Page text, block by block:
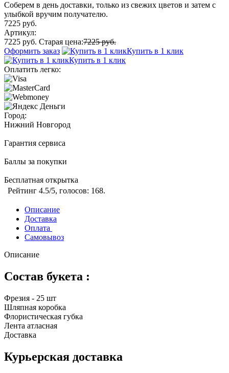
Соберем в день доставки, только из свежих цветов и затем с
улыбкой вручим получателю.
7225 руб.
Артикул:
7225 руб. Старая цена:7225 руб.
Оформить заказ
Купить в 1 клик
Купить в 1 клик
Оплатить легко:
Город:
Нижний Новгород
Гарантия сервиса
Баллы за покупки
Бесплатная открытка
Рейтинг 4.5/5, голосов: 168.
Описание
Доставка
Оплата
Самовывоз
Описание
Состав букета :
Фрезия - 25 шт
Шляпная коробка
Флористическая губка
Лента атласная
Доставка
Курьерская доставка